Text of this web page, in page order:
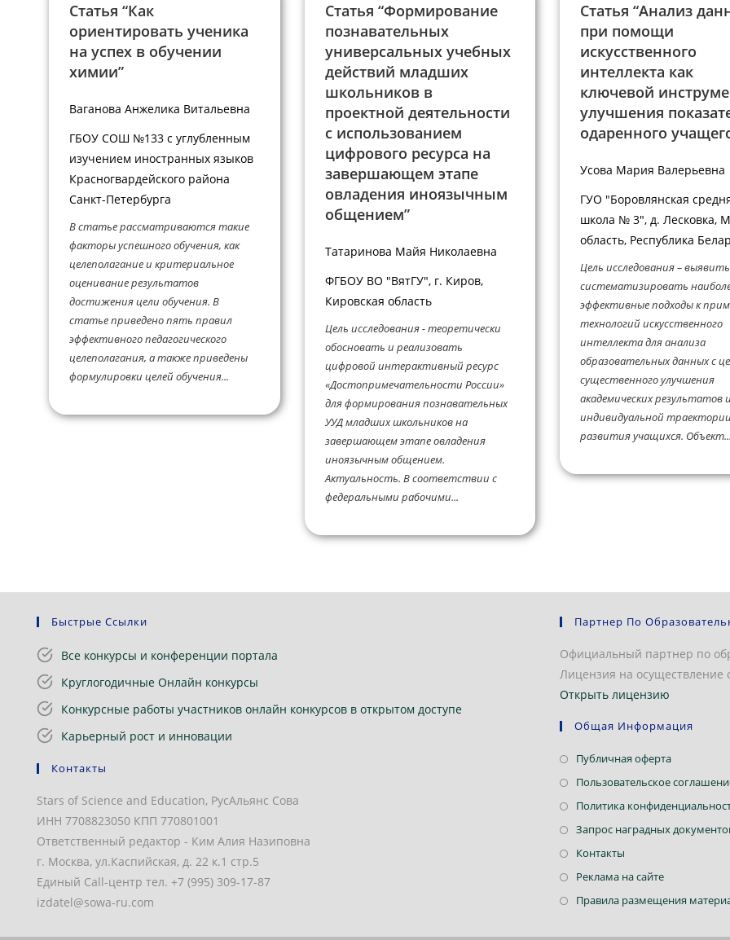
Статья “Как
ориентировать ученика
на успех в обучении
химии”
Ваганова Анжелика Витальевна
ГБОУ СОШ №133 с углубленным
изучением иностранных языков
Красногвардейского района
Санкт-Петербурга
В статье рассматриваются такие
факторы успешного обучения, как
целеполагание и критериальное
оценивание результатов
достижения цели обучения. В
статье приведено пять правил
эффективного педагогического
целеполагания, а также приведены
формулировки целей обучения...
Статья “Формирование
познавательных
универсальных учебных
действий младших
школьников в
проектной деятельности
с использованием
цифрового ресурса на
завершающем этапе
овладения иноязычным
общением”
Татаринова Майя Николаевна
ФГБОУ ВО "ВятГУ", г. Киров,
Кировская область
Цель исследования - теоретически
обосновать и реализовать
цифровой интерактивный ресурс
«Достопримечательности России»
для формирования познавательных
УУД младших школьников на
завершающем этапе овладения
иноязычным общением.
Актуальность. В соответствии с
федеральными рабочими...
Статья “Анализ
при помощи
искусственного
интеллекта как
ключевой
улучшения
одаренного
Усова Мария Валерьевна
ГУО "Боровлянская
школа № 3", д. Лесковка,
область, Республика
Цель исследования –
систематизировать
эффективные подходы к
технологий искусственного
интеллекта для анализа
образовательных данных с
существенного улучшения
академических результатов
индивидуальной
развития учащихся.
Быстрые Ссылки
Все конкурсы и конференции портала
Круглогодичные Онлайн конкурсы
Конкурсные работы участников онлайн конкурсов в открытом доступе
Карьерный рост и инновации
Контакты
Stars of Science and Education, РусАльянс Сова
ИНН 7708823050 КПП 770801001
Ответственный редактор - Ким Алия Назиповна
г. Москва, ул.Каспийская, д. 22 к.1 стр.5
Единый Call-центр тел. +7 (995) 309-17-87
izdatel@sowa-ru.com
Партнер По
Официальный партнер по
Лицензия на осуществление
Открыть лицензию
Общая Информация
Публичная офертаОткроется
в
Пользовательское
Политика
Запрос наградных
Контакты
в
Реклама на сайтеОткроется
в
вкладке
Правила размещения